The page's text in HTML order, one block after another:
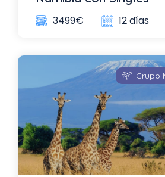
3499€ 12 días
Grupo